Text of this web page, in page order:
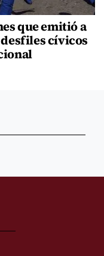
que emitió a
cívicos